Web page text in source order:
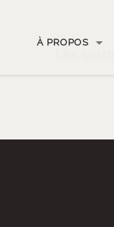
À PROPOS